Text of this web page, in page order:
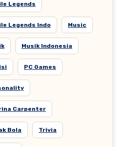
Legends
Legends Indo Music
Musik Indonesia
PC Games
Carpenter
Bola Trivia